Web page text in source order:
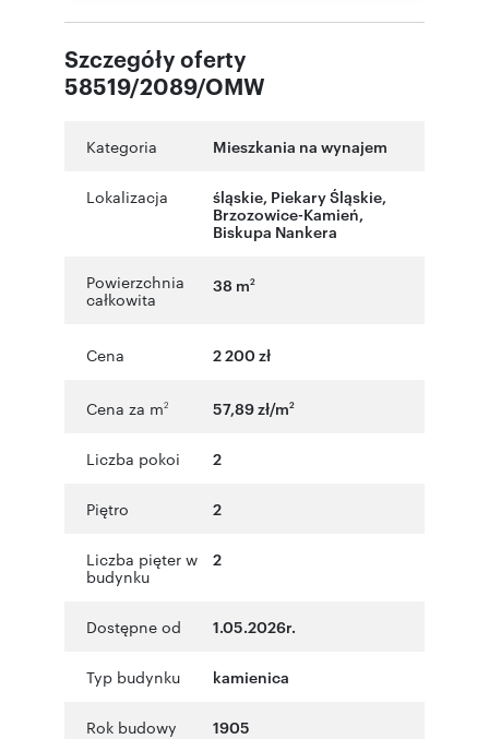
Szczegóły oferty
58519/2089/OMW
Kategoria Mieszkania na wynajem
Lokalizacja śląskie, Piekary Śląskie,
Brzozowice-Kamień,
Biskupa Nankera
Powierzchnia
całkowita
38 m2
Cena 2 200 zł
Cena za m2 57,89 zł/m2
Liczba pokoi 2
Piętro 2
Liczba pięter w
budynku
2
Dostępne od 1.05.2026r.
Typ budynku kamienica
Rok budowy 1905